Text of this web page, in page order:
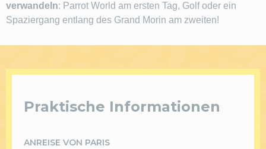
verwandeln: Parrot World am ersten Tag, Golf oder ein
Spaziergang entlang des Grand Morin am zweiten!
Praktische Informationen
ANREISE VON PARIS